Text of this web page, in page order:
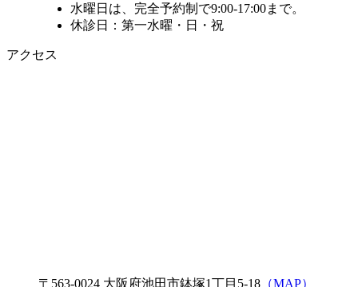
水曜日は、完全予約制で9:00-17:00まで。
休診日：第一水曜・日・祝
アクセス
〒563-0024 大阪府池田市鉢塚1丁目5-18 （MAP）